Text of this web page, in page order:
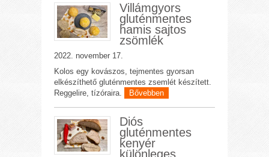
Villámgyors
gluténmentes
hamis sajtos
zsömlék
2022. november 17.
Kolos egy kovászos, tejmentes gyorsan
elkészíthető gluténmentes zsemlét készített.
Reggelire, tízóraira.
Bővebben
Diós
gluténmentes
kenyér
különleges